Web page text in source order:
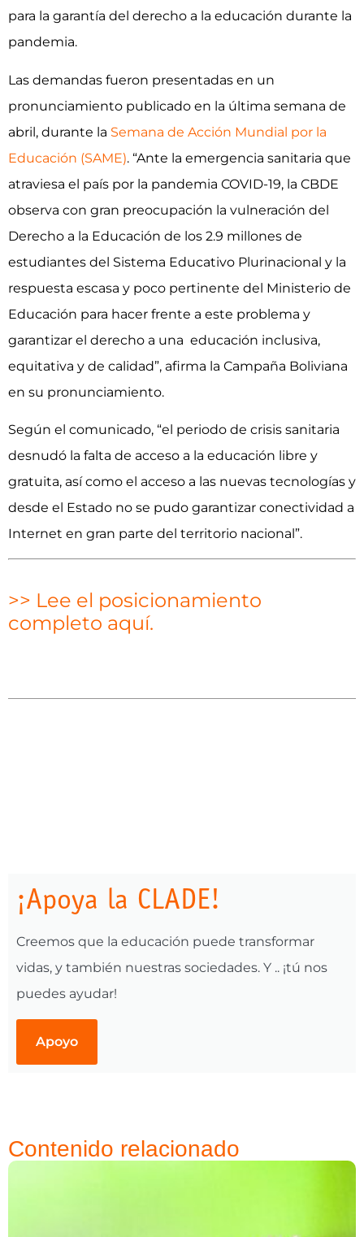
para la garantía del derecho a la educación durante la
pandemia.
Las demandas fueron presentadas en un
pronunciamiento publicado en la última semana de
abril, durante la Semana de Acción Mundial por la
Educación (SAME). “Ante la emergencia sanitaria que
atraviesa el país por la pandemia COVID-19, la CBDE
observa con gran preocupación la vulneración del
Derecho a la Educación de los 2.9 millones de
estudiantes del Sistema Educativo Plurinacional y la
respuesta escasa y poco pertinente del Ministerio de
Educación para hacer frente a este problema y
garantizar el derecho a una educación inclusiva,
equitativa y de calidad”, afirma la Campaña Boliviana
en su pronunciamiento.
Según el comunicado, “el periodo de crisis sanitaria
desnudó la falta de acceso a la educación libre y
gratuita, así como el acceso a las nuevas tecnologías y
desde el Estado no se pudo garantizar conectividad a
Internet en gran parte del territorio nacional”.
>> Lee el posicionamiento
completo aquí.
¡Apoya la CLADE!
Creemos que la educación puede transformar
vidas, y también nuestras sociedades. Y .. ¡tú nos
puedes ayudar!
Apoyo
Contenido relacionado